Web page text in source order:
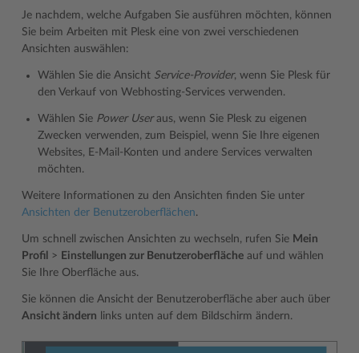
Je nachdem, welche Aufgaben Sie ausführen möchten, können
Sie beim Arbeiten mit Plesk eine von zwei verschiedenen
Ansichten auswählen:
Wählen Sie die Ansicht Service-Provider, wenn Sie Plesk für
den Verkauf von Webhosting-Services verwenden.
Wählen Sie Power Useraus, wenn Sie Plesk zu eigenen
Zwecken verwenden, zum Beispiel, wenn Sie Ihre eigenen
Websites, E-Mail-Konten und andere Services verwalten
möchten.
Weitere Informationen zu den Ansichten finden Sie unter
Ansichten der Benutzeroberflächen.
Um schnell zwischen Ansichten zu wechseln, rufen Sie Mein
Profil > Einstellungen zur Benutzeroberfläche auf und wählen
Sie Ihre Oberfläche aus.
Sie können die Ansicht der Benutzeroberfläche aber auch über
Ansicht ändern links unten auf dem Bildschirm ändern.